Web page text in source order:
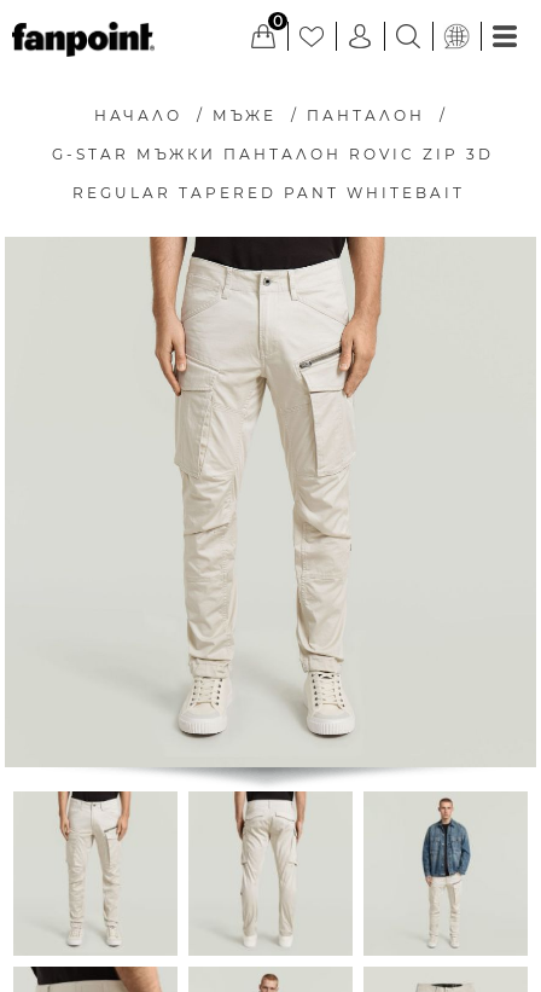
0
НАЧАЛО / МЪЖЕ / ПАНТАЛОН /
G-STAR МЪЖКИ ПАНТАЛОН ROVIC ZIP 3D
REGULAR TAPERED PANT WHITEBAIT